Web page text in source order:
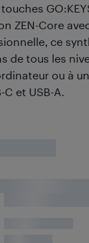
ZEN-Core
ce
de tous les
ou à
C et USB-A.